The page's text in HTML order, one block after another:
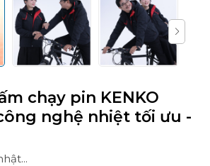
chạy pin KENKO
nghệ nhiệt tối ưu -